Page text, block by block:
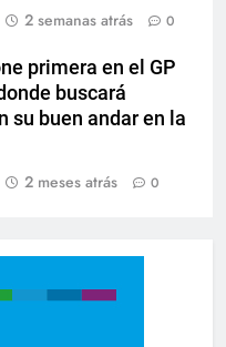
2 semanas atrás 0
primera en el GP
buscará
su buen andar en la
2 meses atrás 0